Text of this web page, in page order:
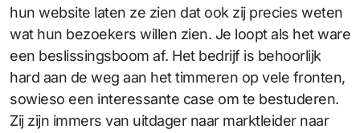
hun website laten ze zien dat ook zij precies weten
wat hun bezoekers willen zien. Je loopt als het ware
een beslissingsboom af. Het bedrijf is behoorlijk
hard aan de weg aan het timmeren op vele fronten,
sowieso een interessante case om te bestuderen.
Zij zijn immers van uitdager naar marktleider naar